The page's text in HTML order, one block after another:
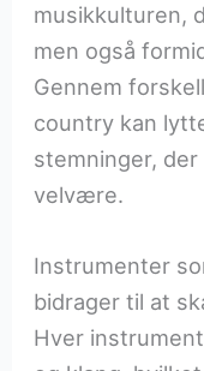
musikkulturen,
men også
Gennem
country kan
stemninger,
velvære.
Instrumenter
bidrager til at
Hver